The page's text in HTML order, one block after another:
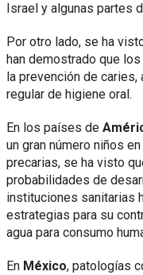
Israel y algunas partes
Por otro lado, se ha
han demostrado que
la prevención de
regular de higiene oral.
En los países de
un gran número niños
precarias, se ha visto
probabilidades de
instituciones sanitarias
estrategias para su
agua para consumo
En México, patologías